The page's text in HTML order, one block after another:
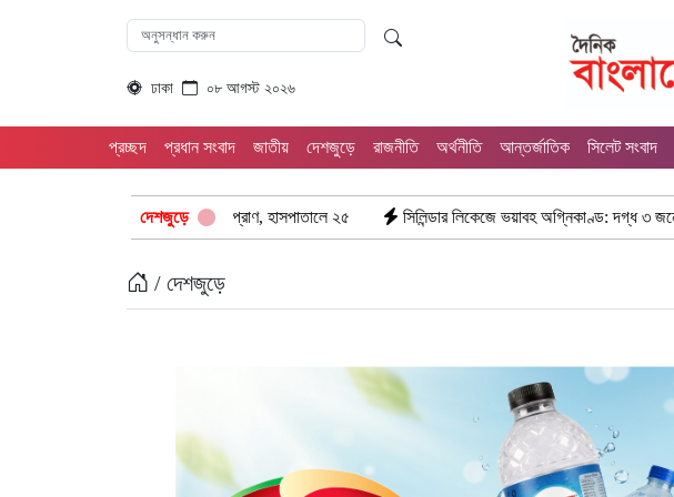
ঢাকা ০৮ আগস্ট ২০২৬
প্রচ্ছদ প্রধান সংবাদ জাতীয় দেশজুড়ে রাজনীতি অর্থনীতি আন্তর্জাতিক সিলেট সংবাদ
দেশজুড়ে
গেল ৮টি তাজা প্রাণ, হাসপাতালে ২৫ সিলিন্ডার লিকেজে ভয়াবহ অগ্নিকাণ্ড: দগ্ধ ৩ জনের অবস্থা আশঙ্কাজনক
/ দেশজুড়ে